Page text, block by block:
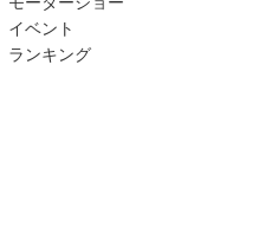
イベント
ランキング